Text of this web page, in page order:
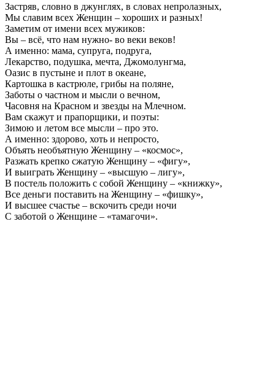
Застряв, словно в джунглях, в словах непролазных,
Мы славим всех Женщин – хороших и разных!
Заметим от имени всех мужиков:
Вы – всё, что нам нужно- во веки веков!
А именно: мама, супруга, подруга,
Лекарство, подушка, мечта, Джомолунгма,
Оазис в пустыне и плот в океане,
Картошка в кастрюле, грибы на поляне,
Заботы о частном и мысли о вечном,
Часовня на Красном и звезды на Млечном.
Вам скажут и прапорщики, и поэты:
Зимою и летом все мысли – про это.
А именно: здорово, хоть и непросто,
Объять необъятную Женщину – «космос»,
Разжать крепко сжатую Женщину – «фигу»,
И выиграть Женщину – «высшую – лигу»,
В постель положить с собой Женщину – «книжку»,
Все деньги поставить на Женщину – «фишку»,
И высшее счастье – вскочить среди ночи
С заботой о Женщине – «тамагочи».